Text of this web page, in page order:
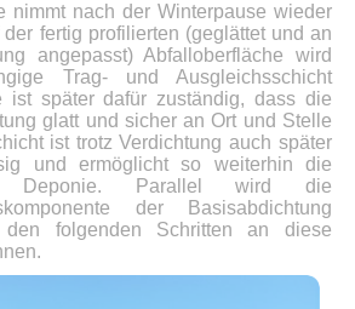
nimmt nach der Winterpause wieder
fertig profilierten (geglättet und an
angepasst) Abfalloberfläche wird
Trag- und Ausgleichsschicht
ist später dafür zuständig, dass die
glatt und sicher an Ort und Stelle
ist trotz Verdichtung auch später
und ermöglicht so weiterhin die
Deponie. Parallel wird die
der Basisabdichtung
folgenden Schritten an diese